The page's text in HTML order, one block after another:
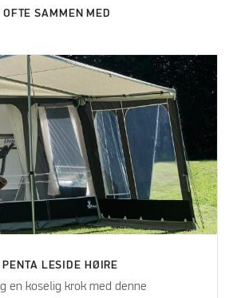
SAMMEN MED
PENTA LESIDE HØIRE
en koselig krok med denne